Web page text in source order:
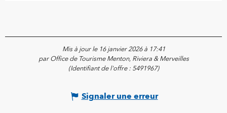
Mis à jour le 16 janvier 2026 à 17:41
par Office de Tourisme Menton, Riviera & Merveilles
(Identifiant de l'offre : 5491967)
Signaler une erreur